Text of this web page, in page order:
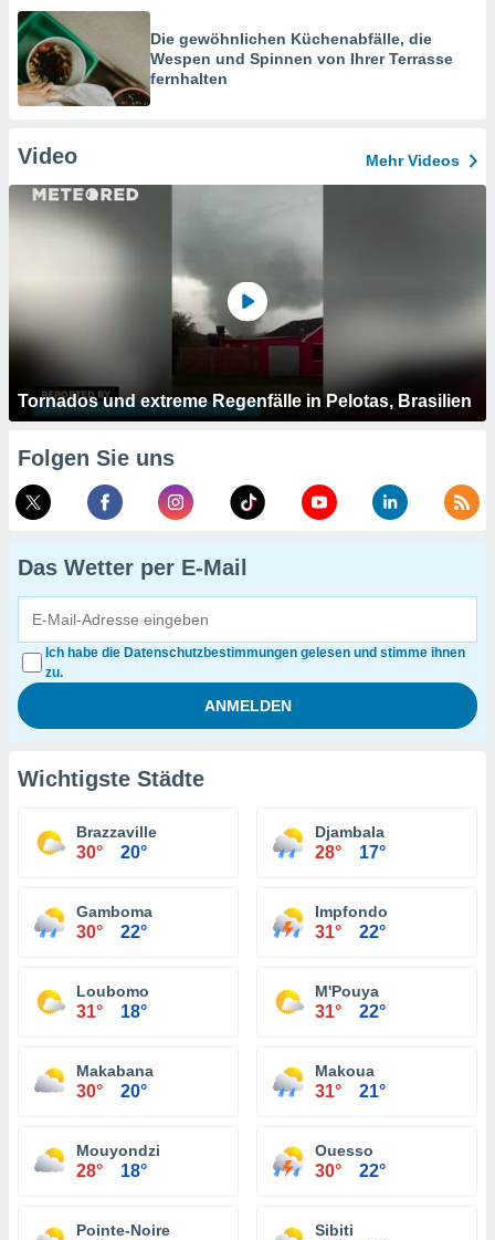
Die gewöhnlichen Küchenabfälle, die
Wespen und Spinnen von Ihrer Terrasse
fernhalten
Video Mehr Videos
Tornados und extreme Regenfälle in Pelotas, Brasilien
Folgen Sie uns
Das Wetter per E-Mail
Ich habe die Datenschutzbestimmungen gelesen und stimme ihnen
zu.
Wichtigste Städte
Brazzaville
30° 20°
Djambala
28° 17°
Gamboma
30° 22°
Impfondo
31° 22°
Loubomo
31° 18°
M'Pouya
31° 22°
Makabana
30° 20°
Makoua
31° 21°
Mouyondzi
28° 18°
Ouesso
30° 22°
Pointe-Noire Sibiti